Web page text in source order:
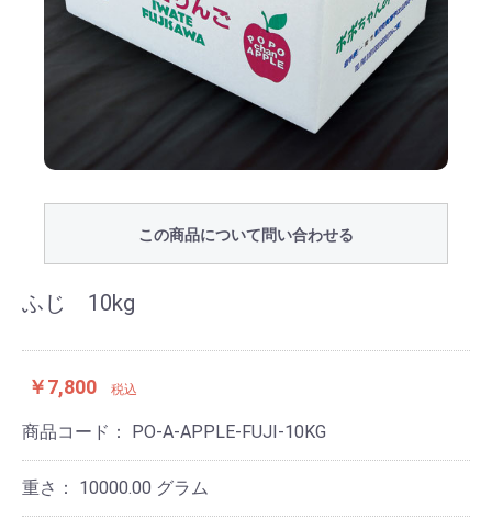
この商品について問い合わせる
ふじ 10kg
￥7,800 税込
商品コード： PO-A-APPLE-FUJI-10KG
重さ： 10000.00 グラム